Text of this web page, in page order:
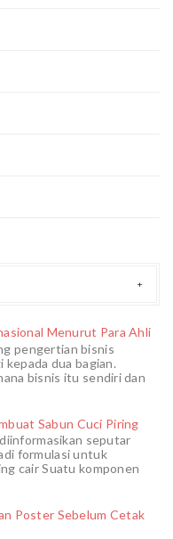
Menurut Para Ahli
pengertian bisnis
kepada dua bagian.
bisnis itu sendiri dan
Sabun Cuci Piring
seputar
formulasi untuk
cair Suatu komponen
Poster Sebelum Cetak